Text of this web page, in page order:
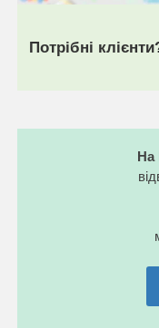
Потрібні
На